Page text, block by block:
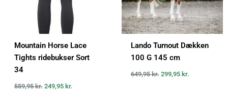
Mountain Horse Lace
Tights ridebukser Sort
34
559,95kr. 249,95 kr.
Lando Turnout Dækken
100 G 145 cm
649,95kr. 299,95 kr.